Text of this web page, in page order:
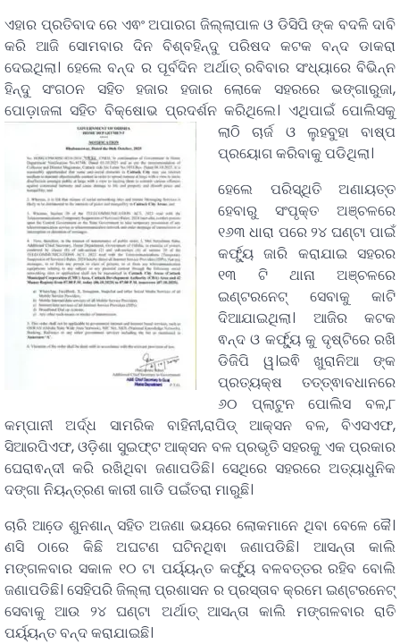
ଏହାର ପ୍ରତିବାଦ ରେ ଏଵଂ ଅପାରଗ ଜିଲ୍ଲାପାଳ ଓ ଡିସିପି ଙ୍କ ବଦଳି ଦାବି
କରି ଆଜି ସୋମବାର ଦିନ ବିଶ୍ବହିନ୍ଦୁ ପରିଷଦ କଟକ ବନ୍ଦ ଡାକରା
ଦେଇଥିଲା। ହେଲେ ବନ୍ଦ ର ପୂର୍ବଦିନ ଅର୍ଥାତ୍ ରବିବାର ସଂଧ୍ୟାରେ ବିଭିନ୍ନ
ହିନ୍ଦୁ ସଂଗଠନ ସହିତ ହଜାର ହଜାର ଲୋକେ ସହରରେ ଭଙ୍ଗାରୁଜା,
ପୋଡ଼ାଜଳା ସହିତ ବିକ୍ଷୋଭ ପ୍ରଦର୍ଶନ କରିଥିଲେ। ଏଥିପାଇଁ ପୋଲିସକୁ
ଲାଠି ଚାର୍ଜ ଓ ଲୁହବୁହା ବାଷ୍ପ
ପ୍ରୟୋଗ କରିବାକୁ ପଡିଥିଲା।
ହେଲେ ପରିସ୍ଥିତି ଅଣାୟତ୍ତ
ହେବାରୁ ସଂପୃକ୍ତ ଅଞ୍ଚଳରେ
୧୬୩ ଧାରା ପରେ ୨୪ ଘଣ୍ଟା ପାଇଁ
କର୍ଫ୍ୟୁ ଜାରି କରାଯାଇ ସହରର
୧୩ ଟି ଥାନା ଅଞ୍ଚଳରେ
ଇଣ୍ଟରନେଟ୍ ସେବାକୁ କାଟି
ଦିଆଯାଇଥିଲା। ଆଜିର କଟକ
ଵନ୍ଦ ଓ କର୍ଫ୍ୟୁ କୁ ଦୃଷ୍ଟିରେ ରଖି
ଡିଜିପି ୱ।ଇଵି ଖୁରାନିଆ ଙ୍କ
ପ୍ରତ୍ୟକ୍ଷ ତତ୍ତ୍ଵାବଧାନରେ
୬୦ ପ୍ଲାଟୁନ ପୋଲିସ ବଳ,୮
କମ୍ପାନୀ ଅର୍ଦ୍ଧ ସାମରିକ ବାହିନୀ,ରାପିଡ୍ ଆକ୍ସନ ବଳ, ବିଏସଏଫ,
ସିଆରପିଏଫ, ଓଡ଼ିଶା ସୁଇଫ୍ଟ ଆକ୍ସନ ବଳ ପ୍ରଭୃତି ସହରକୁ ଏକ ପ୍ରକାର
ଘେରାଵନ୍ଦୀ କରି ରଖିଥିବା ଜଣାପଡିଛି। ସେଥିରେ ସହରରେ ଅତ୍ୟାଧୁନିକ
ଦଙ୍ଗା ନିୟନ୍ତ୍ରଣ କାରୀ ଗାଡି ପଇଁତରା ମାରୁଛି।
ଚାରି ଆଡେ଼ ଶୁନଶାନ୍ ସହିତ ଅଜଣା ଭୟରେ ଲୋକମାନେ ଥିବା ବେଳେ କୈ।
ଣସି ଠାରେ କିଛି ଅଘଟଣ ଘଟିନଥିଵା ଜଣାପଡିଛି। ଆସନ୍ତା କାଲି
ମଙ୍ଗଳବାର ସକାଳ ୧୦ ଟା ପର୍ୟ୍ୟନ୍ତ କର୍ଫ୍ୟୁ ବଳବତ୍ତର ରହିବ ବୋଲି
ଜଣାପଡିଛି। ସେହିପରି ଜିଲ୍ଲା ପ୍ରଶାସନ ର ପ୍ରସ୍ତାବ କ୍ରମେ ଇଣ୍ଟରନେଟ୍
ସେବାକୁ ଆଉ ୨୪ ଘଣ୍ଟା ଅର୍ଥାତ୍ ଆସନ୍ତା କାଲି ମଙ୍ଗଳବାର ରାତି
ପର୍ୟ୍ୟନ୍ତ ବନ୍ଦ କରାଯାଇଛି।